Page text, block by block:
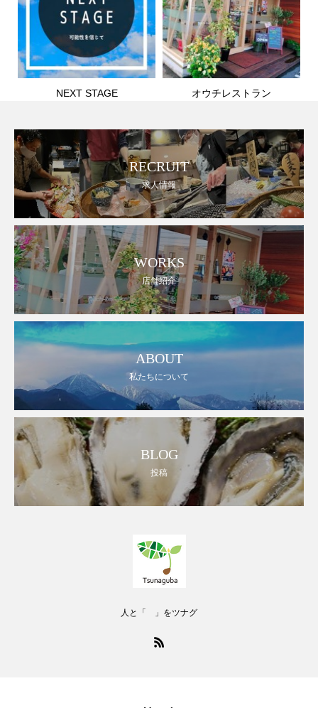
NEXT STAGE オウチレストラン
RECRUIT
求人情報
WORKS
店舗紹介
ABOUT
私たちについて
BLOG
投稿
人と「 」をツナグ